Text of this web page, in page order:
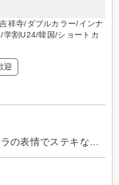
祥寺/ダブルカラー/インナ
学割U24/韓国/ショートカ
迎